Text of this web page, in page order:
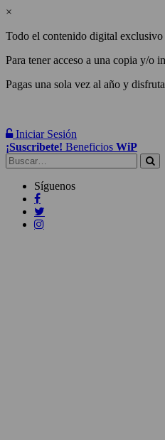
×
Todo el contenido digital exclusivo
Para tener acceso a una copia y/o
Pagas una sola vez al año y
Iniciar Sesión
¡Suscribete! Beneficios WiP
Buscar:
Síguenos